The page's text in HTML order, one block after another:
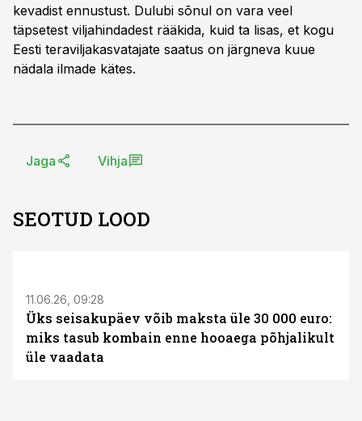
kevadist ennustust. Dulubi sõnul on vara veel
täpsetest viljahindadest rääkida, kuid ta lisas, et kogu
Eesti teraviljakasvatajate saatus on järgneva kuue
nädala ilmade kätes.
Jaga Vihja
SEOTUD LOOD
11.06.26, 09:28
Üks seisakupäev võib maksta üle 30 000 euro:
miks tasub kombain enne hooaega põhjalikult
üle vaadata